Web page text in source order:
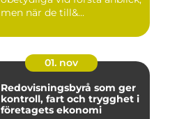
men när de till&...
01. nov
Redovisningsbyrå som ger
kontroll, fart och trygghet i
företagets ekonomi